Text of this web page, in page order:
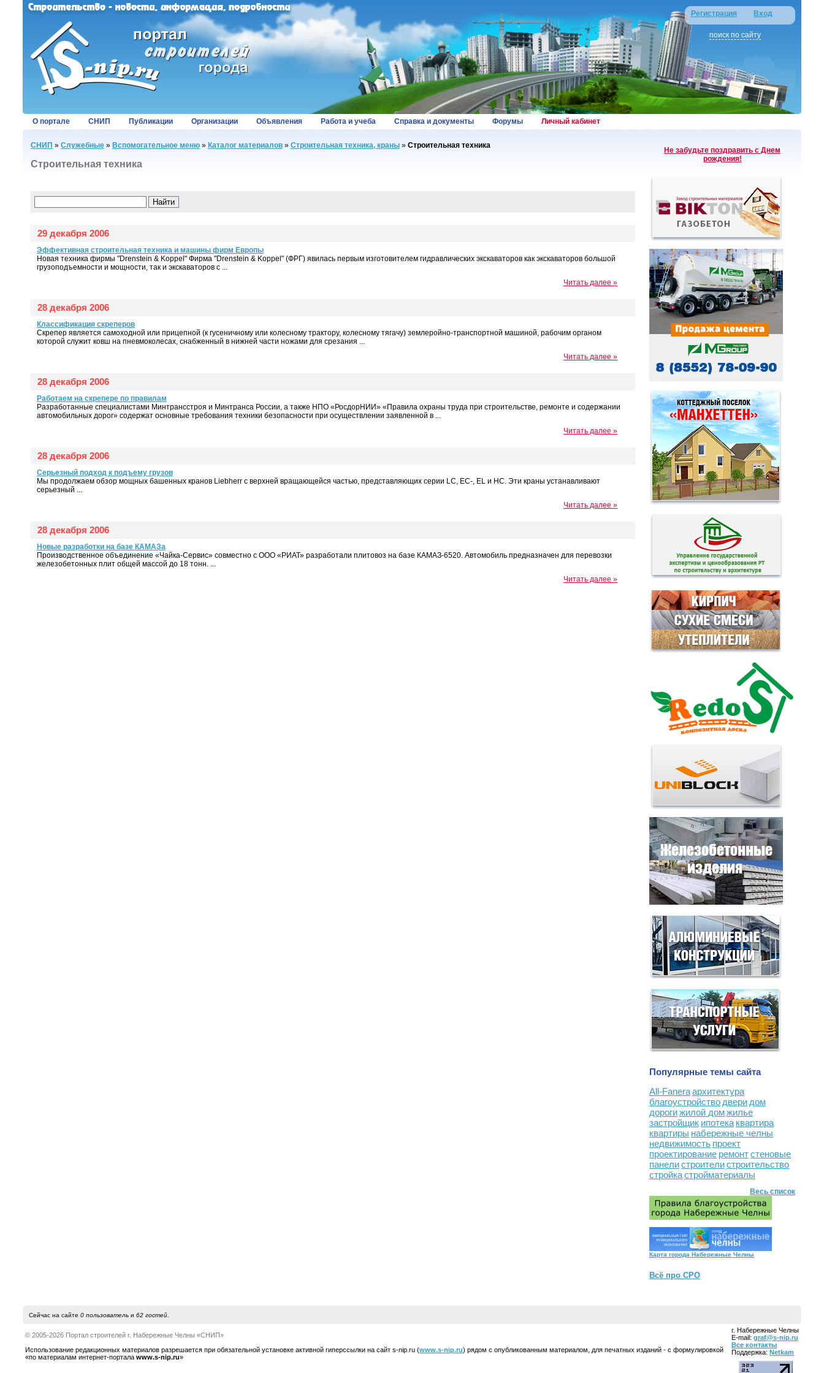
Регистрация Вход
поиск по сайту
О портале СНИП Публикации Организации Объявления Работа и учеба Справка и документы Форумы Личный кабинет
СНИП » Служебные » Вспомогательное меню » Каталог материалов » Строительная техника, краны » Строительная техника
Строительная техника
29 декабря 2006
Эффективная строительная техника и машины фирм Европы
Новая техника фирмы "Drenstein & Koppel" Фирма "Drenstein & Koppel" (ФРГ) явилась первым изготовителем гидравлических экскаваторов как экскаваторов большой
грузоподъемности и мощности, так и экскаваторов с ...
Читать далее »
28 декабря 2006
Классификация скреперов
Скрепер является самоходной или прицепной (к гусеничному или колесному трактору, колесному тягачу) землеройно-транспортной машиной, рабочим органом
которой служит ковш на пневмоколесах, снабженный в нижней части ножами для срезания ...
Читать далее »
28 декабря 2006
Работаем на скрепере по правилам
Разработанные специалистами Минтрансстроя и Минтранса России, а также НПО «РосдорНИИ» «Правила охраны труда при строительстве, ремонте и содержании
автомобильных дорог» содержат основные требования техники безопасности при осуществлении заявленной в ...
Читать далее »
28 декабря 2006
Серьезный подход к подъему грузов
Мы продолжаем обзор мощных башенных кранов Liebherr с верхней вращающейся частью, представляющих серии LC, EC-, EL и НС. Эти краны устанавливают
серьезный ...
Читать далее »
28 декабря 2006
Новые разработки на базе КАМАЗа
Производственное объединение «Чайка-Сервис» совместно с ООО «РИАТ» разработали плитовоз на базе КАМАЗ-6520. Автомобиль предназначен для перевозки
железобетонных плит общей массой до 18 тонн. ...
Читать далее »
Не забудьте поздравить с Днем
рождения!
Популярные темы сайта
All-Faneraархитектура
благоустройство двери дом
дорогижилой домжилье
застройщик ипотека квартира
квартиры набережные челны
недвижимость проект
проектирование ремонтстеновые
панелистроителистроительство
стройкастройматериалы
Весь список
Карта города Набережные Челны
Всё про СРО
Сейчас на сайте 0 пользовательи 62 гостей.
© 2005-2026 Портал строителей г. Набережные Челны «СНИП»
Использование редакционных материалов разрешается при обязательной установке активной гиперссылки на сайт s-nip.ru (www.s-nip.ru) рядом с опубликованным материалом, для печатных изданий - с формулировкой
«по материалам интернет-портала www.s-nip.ru»
г. Набережные Челны
E-mail: graf@s-nip.ru
Все контакты
Поддержка: Netkam